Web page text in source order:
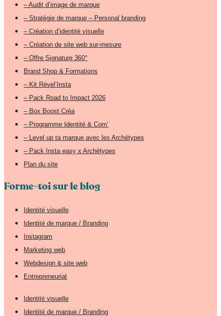
– Audit d’image de marque
– Stratégie de marque – Personal branding
– Création d’identité visuelle
– Création de site web sur-mesure
– Offre Signature 360°
Brand Shop & Formations
– Kit Rével’Insta
– Pack Road to Impact 2026
– Box Boost Créa
– Programme Identité & Com’
– Level up ta marque avec les Archétypes
– Pack Insta easy x Archétypes
Plan du site
Forme-toi sur le blog
Identité visuelle
Identité de marque / Branding
Instagram
Marketing web
Webdesign & site web
Entrepreneuriat
Identité visuelle
Identité de marque / Branding